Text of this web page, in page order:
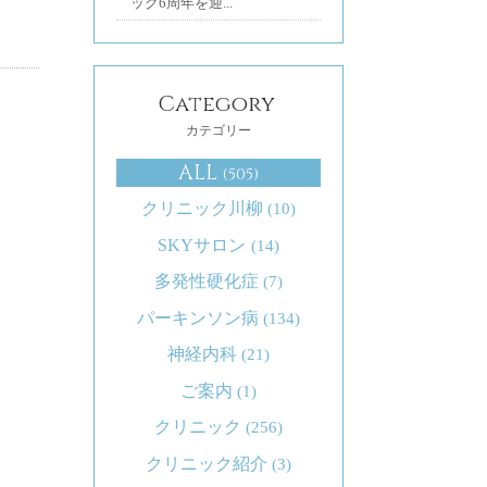
Category
カテゴリー
ALL (505)
クリニック川柳 (10)
SKYサロン (14)
多発性硬化症 (7)
パーキンソン病 (134)
神経内科 (21)
ご案内 (1)
クリニック (256)
クリニック紹介 (3)